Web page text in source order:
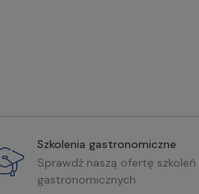
Szkolenia gastronomiczne
Sprawdź naszą ofertę szkoleń
gastronomicznych